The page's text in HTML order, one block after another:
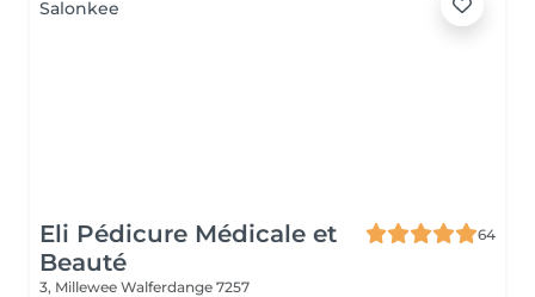
Eli Pédicure Médicale et
Beauté
64
3, Millewee Walferdange 7257